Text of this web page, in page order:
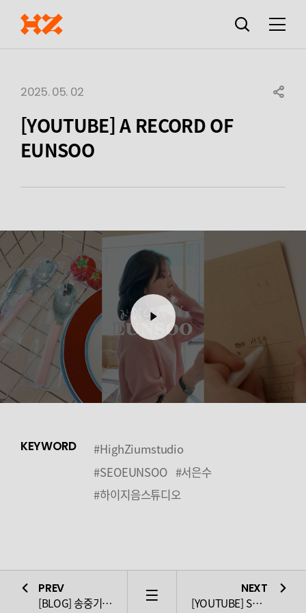
검색창
열기
메뉴
2025. 05. 02 SHARE
[YOUTUBE] A RECORD OF
EUNSOO
KEYWORD
#HighZiumstudio
#SEOEUNSOO #서은수
#하이지음스튜디오
PREV
[BLOG] 송중기, 낭만 합격 LIST
NEXT
[YOUTUBE] SONGJOONGKI IN SHANGHAI